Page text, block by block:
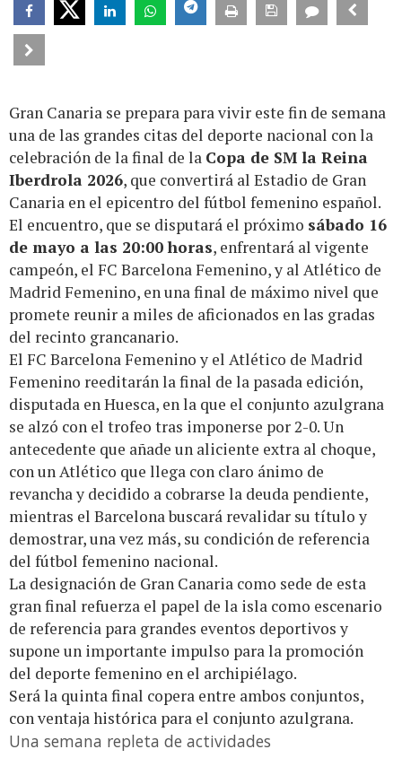
Gran Canaria se prepara para vivir este fin de semana
una de las grandes citas del deporte nacional con la
celebración de la final de la Copa de SM la Reina
Iberdrola 2026, que convertirá al Estadio de Gran
Canaria en el epicentro del fútbol femenino español.
El encuentro, que se disputará el próximo sábado 16
de mayo a las 20:00 horas, enfrentará al vigente
campeón, el FC Barcelona Femenino, y al Atlético de
Madrid Femenino, en una final de máximo nivel que
promete reunir a miles de aficionados en las gradas
del recinto grancanario.
El FC Barcelona Femenino y el Atlético de Madrid
Femenino reeditarán la final de la pasada edición,
disputada en Huesca, en la que el conjunto azulgrana
se alzó con el trofeo tras imponerse por 2-0. Un
antecedente que añade un aliciente extra al choque,
con un Atlético que llega con claro ánimo de
revancha y decidido a cobrarse la deuda pendiente,
mientras el Barcelona buscará revalidar su título y
demostrar, una vez más, su condición de referencia
del fútbol femenino nacional.
La designación de Gran Canaria como sede de esta
gran final refuerza el papel de la isla como escenario
de referencia para grandes eventos deportivos y
supone un importante impulso para la promoción
del deporte femenino en el archipiélago.
Será la quinta final copera entre ambos conjuntos,
con ventaja histórica para el conjunto azulgrana.
Una semana repleta de actividades